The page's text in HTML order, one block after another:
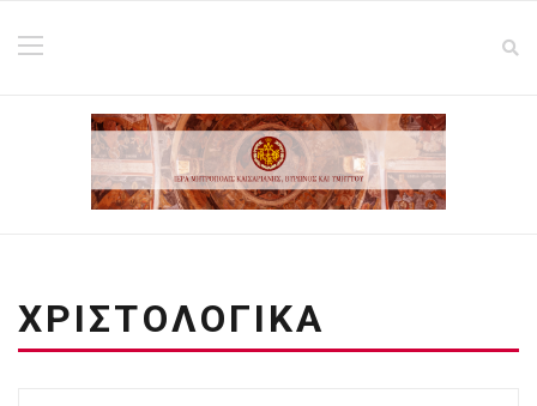
ΧΡΙΣΤΟΛΟΓΙΚΑ